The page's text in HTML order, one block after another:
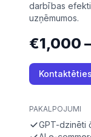
darbības
uzņēmumos.
€1,000
PAKALPOJUMI
GPT-dzinēti